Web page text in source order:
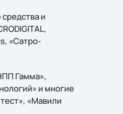
и
«Сатро-
Гамма»,
и многие
«Мавили